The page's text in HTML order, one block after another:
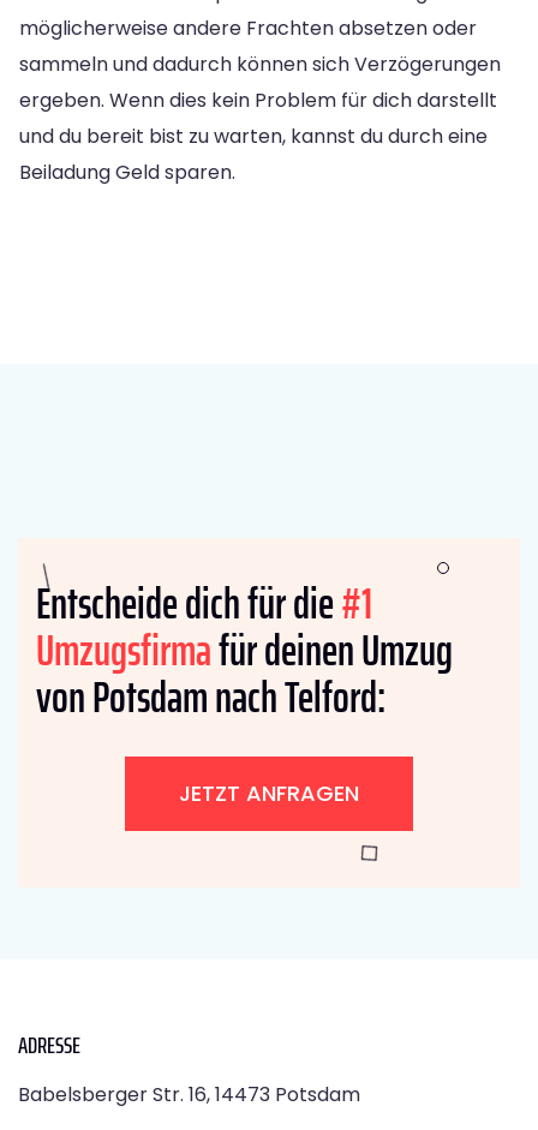
möglicherweise andere Frachten absetzen oder
sammeln und dadurch können sich Verzögerungen
ergeben. Wenn dies kein Problem für dich darstellt
und du bereit bist zu warten, kannst du durch eine
Beiladung Geld sparen.
Entscheide dich für die#1
Umzugsfirmafür deinen Umzug
von Potsdam nach Telford:
JETZT ANFRAGEN
ADRESSE
Babelsberger Str. 16, 14473 Potsdam